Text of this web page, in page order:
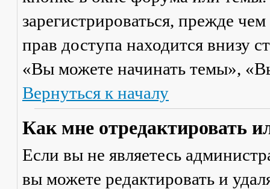
зарегистрироваться, прежде
прав доступа находится внизу
«Вы можете начинать темы»,
Вернуться к началу
Как мне отредактировать
Если вы не являетесь
вы можете редактировать и